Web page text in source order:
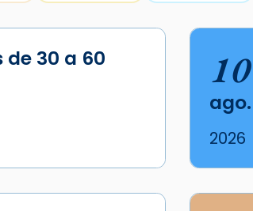
30 a 60
10
ago.
2026